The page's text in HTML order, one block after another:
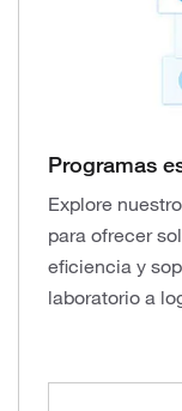
Programas
Explore
para ofrecer
eficiencia y
laboratorio a